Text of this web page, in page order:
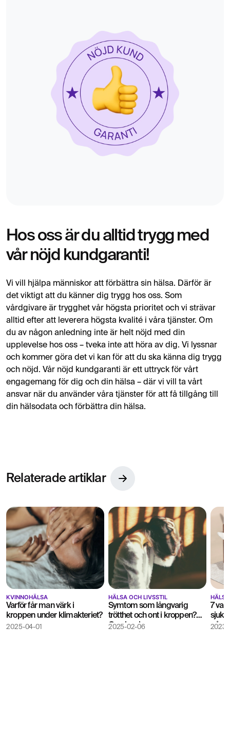
Hos oss är du alltid trygg med
vår nöjd kundgaranti!
Vi vill hjälpa människor att förbättra sin hälsa. Därför är
det viktigt att du känner dig trygg hos oss. Som
vårdgivare är trygghet vår högsta prioritet och vi strävar
alltid efter att leverera högsta kvalité i våra tjänster. Om
du av någon anledning inte är helt nöjd med din
upplevelse hos oss – tveka inte att höra av dig. Vi lyssnar
och kommer göra det vi kan för att du ska känna dig trygg
och nöjd. Vår nöjd kundgaranti är ett uttryck för vårt
engagemang för dig och din hälsa – där vi vill ta vårt
ansvar när du använder våra tjänster för att få tillgång till
din hälsodata och förbättra din hälsa.
Relaterade artiklar
KVINNOHÄLSA
Varför får man värk i
kroppen under klimakteriet?
2025-04-01
HÄLSA OCH LIVSSTIL
Symtom som långvarig
trötthet och ont i kroppen?
Orsaken kan vara
2025-02-06
7
2023-